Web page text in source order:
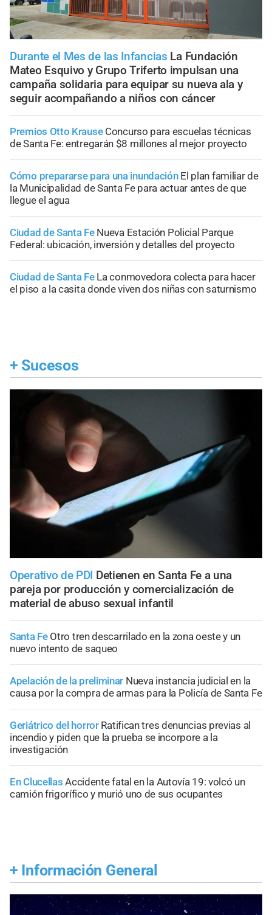
Durante el Mes de las Infancias La Fundación
Mateo Esquivo y Grupo Triferto impulsan una
campaña solidaria para equipar su nueva ala y
seguir acompañando a niños con cáncer
Premios Otto Krause Concurso para escuelas técnicas
de Santa Fe: entregarán $8 millones al mejor proyecto
Cómo prepararse para una inundación El plan familiar de
la Municipalidad de Santa Fe para actuar antes de que
llegue el agua
Ciudad de Santa Fe Nueva Estación Policial Parque
Federal: ubicación, inversión y detalles del proyecto
Ciudad de Santa Fe La conmovedora colecta para hacer
el piso a la casita donde viven dos niñas con saturnismo
+ Sucesos
Operativo de PDI Detienen en Santa Fe a una
pareja por producción y comercialización de
material de abuso sexual infantil
Santa Fe Otro tren descarrilado en la zona oeste y un
nuevo intento de saqueo
Apelación de la preliminar Nueva instancia judicial en la
causa por la compra de armas para la Policía de Santa Fe
Geriátrico del horror Ratifican tres denuncias previas al
incendio y piden que la prueba se incorpore a la
investigación
En Clucellas Accidente fatal en la Autovía 19: volcó un
camión frigorífico y murió uno de sus ocupantes
+ Información General